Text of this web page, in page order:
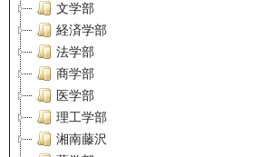
文学部
経済学部
法学部
商学部
医学部
理工学部
湘南藤沢